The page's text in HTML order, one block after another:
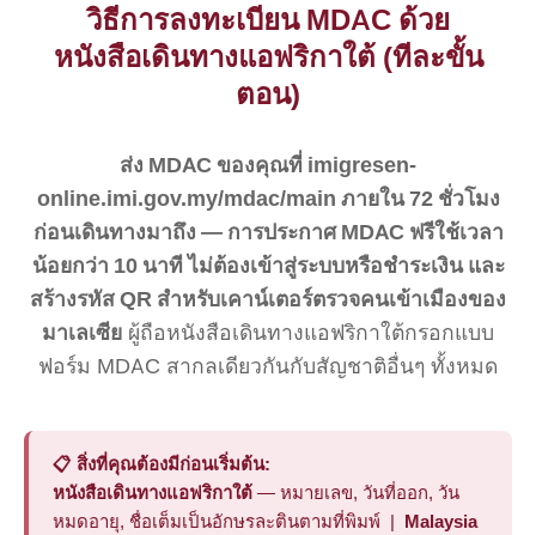
วิธีการลงทะเบียน MDAC ด้วย
หนังสือเดินทางแอฟริกาใต้ (ทีละขั้น
ตอน)
ส่ง MDAC ของคุณที่ imigresen-
online.imi.gov.my/mdac/main ภายใน 72 ชั่วโมง
ก่อนเดินทางมาถึง — การประกาศ MDAC ฟรีใช้เวลา
น้อยกว่า 10 นาที ไม่ต้องเข้าสู่ระบบหรือชำระเงิน และ
สร้างรหัส QR สำหรับเคาน์เตอร์ตรวจคนเข้าเมืองของ
มาเลเซีย ผู้ถือหนังสือเดินทางแอฟริกาใต้กรอกแบบ
ฟอร์ม MDAC สากลเดียวกันกับสัญชาติอื่นๆ ทั้งหมด
📋 สิ่งที่คุณต้องมีก่อนเริ่มต้น:
หนังสือเดินทางแอฟริกาใต้ — หมายเลข, วันที่ออก, วัน
หมดอายุ, ชื่อเต็มเป็นอักษรละตินตามที่พิมพ์ | Malaysia